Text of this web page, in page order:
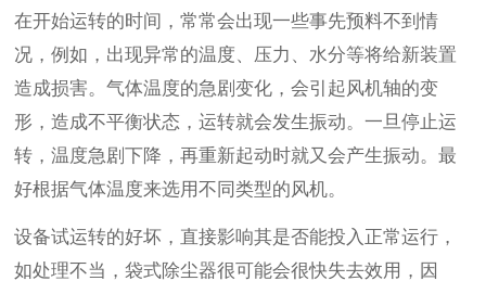
在开始运转的时间，常常会出现一些事先预料不到情
况，例如，出现异常的温度、压力、水分等将给新装置
造成损害。气体温度的急剧变化，会引起风机轴的变
形，造成不平衡状态，运转就会发生振动。一旦停止运
转，温度急剧下降，再重新起动时就又会产生振动。最
好根据气体温度来选用不同类型的风机。
设备试运转的好坏，直接影响其是否能投入正常运行，
如处理不当，袋式除尘器很可能会很快失去效用，因